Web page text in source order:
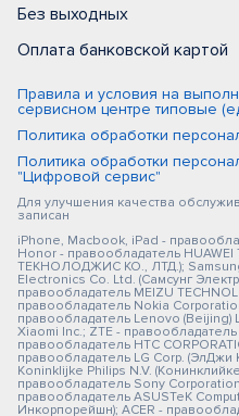
Без выходных
Оплата банковской картой
Правила и условия на
сервисном центре типовые
Политика обработки
Политика обработки
"Цифровой сервис"
Для улучшения качества
записан
iPhone, Macbook, iPad -
Honor - правообладатель HUAWEI
ТЕКНОЛОДЖИС КО., ЛТД.);
Electronics Co. Ltd. (Самсунг
правообладатель MEIZU
правообладатель Nokia
правообладатель Lenovo (Beijing)
Xiaomi Inc.; ZTE -
правообладатель HTC
правообладатель LG Corp. (ЭлДжи
Koninklijke Philips N.V.
правообладатель Sony
правообладатель ASUSTeK
Инкорпорейшн); ACER -